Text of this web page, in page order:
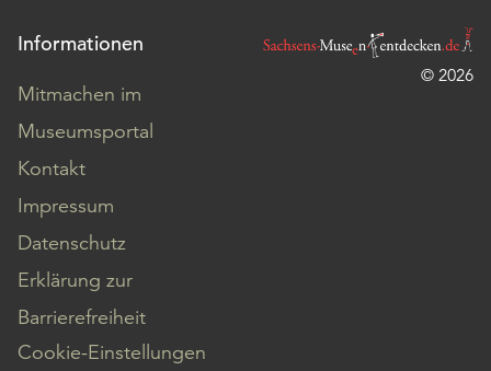
Informationen
Mitmachen im
Museumsportal
Kontakt
Impressum
Datenschutz
Erklärung zur
Barrierefreiheit
Cookie-Einstellungen
© 2026